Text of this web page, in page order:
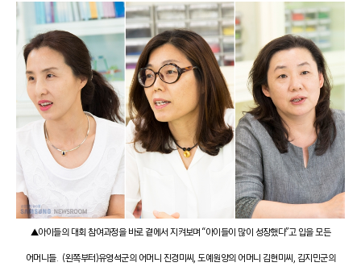
▲아이들의 대회 참여과정을 바로 곁에서 지켜보며 “아이들이 많이 성장했다”고 입을 모든
어머니들. (왼쪽부터)유영석군의 어머니 진경미씨, 도예원양의 어머니 김현미씨, 김지민군의